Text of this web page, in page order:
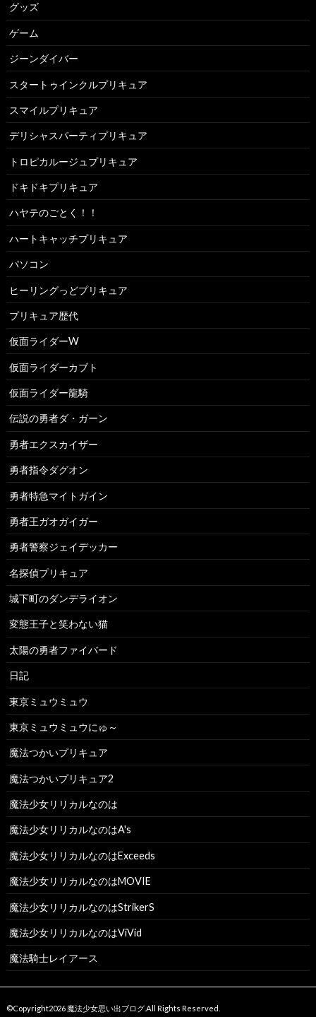
グッズ
ゲーム
ジーンダイバー
スタートゥインクルプリキュア
スマイルプリキュア
デリシャスパーティプリキュア
トロピカルージュプリキュア
ドキドキプリキュア
ハヤテのごとく！！
ハートキャッチプリキュア
パソコン
ヒーリングっどプリキュア
プリキュア歴代
仮面ライダーW
仮面ライダーカブト
仮面ライダー龍騎
伝説の勇者ダ・ガーン
勇者エクスカイザー
勇者指令ダグオン
勇者特急マイトガイン
勇者王ガオガイガー
勇者警察ジェイデッカー
名探偵プリキュア
城下町のダンデライオン
変態王子と笑わない猫
太陽の勇者ファイバード
日記
東京ミュウミュウ
東京ミュウミュウにゅ～
魔法つかいプリキュア
魔法つかいプリキュア2
魔法少女リリカルなのは
魔法少女リリカルなのはA's
魔法少女リリカルなのはExceeds
魔法少女リリカルなのはMOVIE
魔法少女リリカルなのはStrikerS
魔法少女リリカルなのはViVid
魔法騎士レイアース
©Copyright2026 魔法少女思い出ブログ.All Rights Reserved.